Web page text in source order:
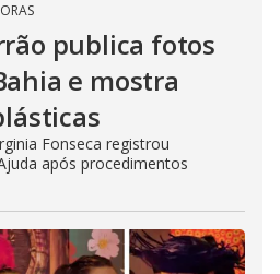
publica fotos
e mostra
Fonseca registrou
após procedimentos